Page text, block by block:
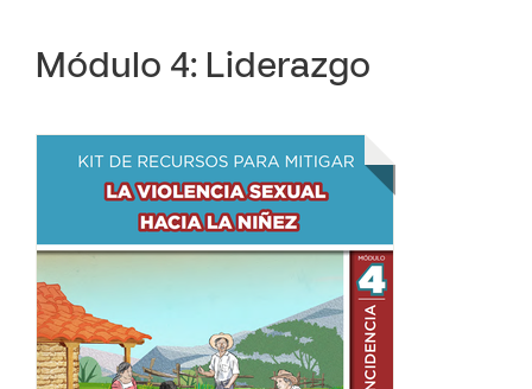
Módulo 4: Liderazgo